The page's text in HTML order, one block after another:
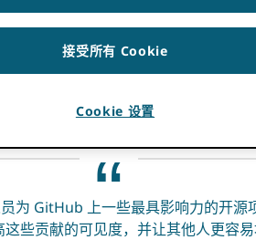
多年来，GitHub 一直是我们社区最
通过软件开发为研究做出贡献的人
为 GitHub 上一些最具影响力的开源
些贡献的可见度，并让其他人更容
接受所有 Cookie
Cookie 设置